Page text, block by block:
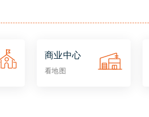
商业中心
看地图